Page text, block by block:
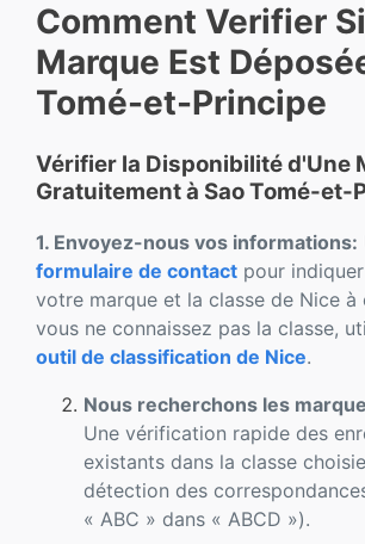
Comment Verifier
Marque Est
Tomé-et-Principe
Vérifier la Disponibilité d'Une
Gratuitement à Sao Tomé-et-
1. Envoyez-nous vos informations:
formulaire de contact pour
votre marque et la classe de Nice à
vous ne connaissez pas la classe,
outil de classification de Nice.
Nous recherchons les
Une vérification rapide des
existants dans la classe
détection des
« ABC » dans « ABCD »).